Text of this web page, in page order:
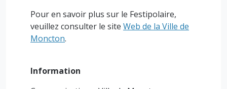
Pour en savoir plus sur le Festipolaire,
veuillez consulter le site Web de la Ville de
Moncton.
Information